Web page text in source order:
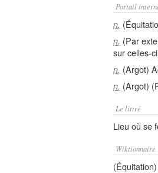
Portail
n.
n. (Par
sur celles-
n. (Argot)
n. (Argot)
Le littré
Lieu où se
Wiktionnaire